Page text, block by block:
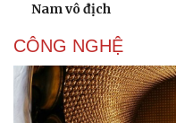
Nam vô địch
CÔNG NGHỆ